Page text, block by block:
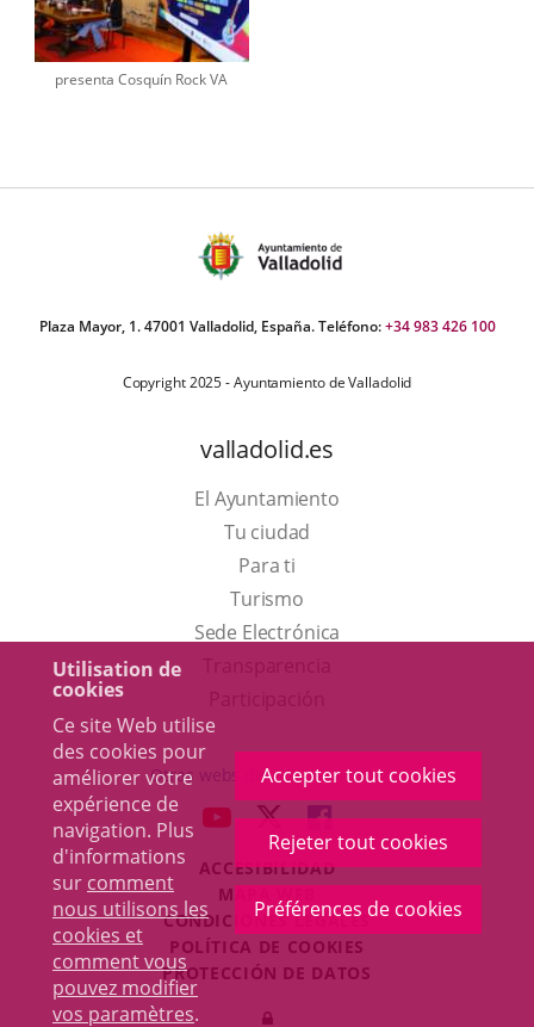
Utilisation de
cookies
Ce site Web utilise
des cookies pour
améliorer votre
expérience de
navigation. Plus
d'informations
sur comment
nous utilisons les
cookies et
comment vous
pouvez modifier
vos paramètres.
Accepter tout cookies
Rejeter tout cookies
Préférences de cookies
presenta Cosquín Rock VA
Plaza Mayor, 1. 47001 Valladolid, España. Teléfono:+34 983 426 100
Copyright 2025 - Ayuntamiento de Valladolid
valladolid.es
El Ayuntamiento
Tu ciudad
Para ti
TurismoEste
enlace
una
ventana
nueva.
Sede Electrónica
externa.
Otras webs del ayuntamiento
ENLACE
UNA
APLICACIÓN
EXTERNA.
ENLACE
A
UNA
APLICACIÓN
EXTERNA.
ENLACE
A
UNA
APLICACIÓN
EXTERNA.
ACCESIBILIDAD
MAPA WEB
CONDICIONES LEGALES
POLÍTICA DE COOKIES
PROTECCIÓN DE DATOS
Iniciar